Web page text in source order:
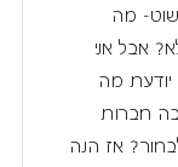
מה
אבל אני
מה
חברות
אז הנה